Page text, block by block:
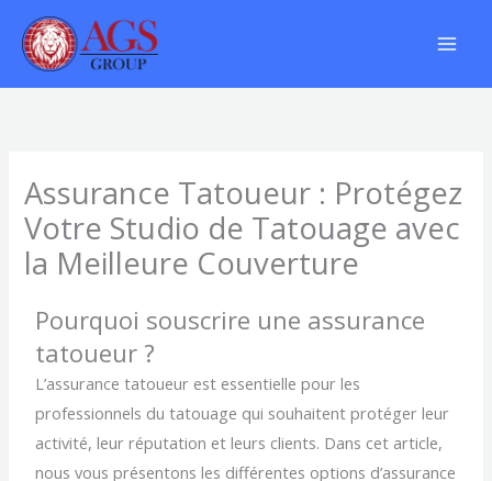
contenu
Assurance Tatoueur : Protégez
Votre Studio de Tatouage avec
la Meilleure Couverture
Pourquoi souscrire une assurance
tatoueur ?
L’assurance tatoueur est essentielle pour les
professionnels du tatouage qui souhaitent protéger leur
activité, leur réputation et leurs clients. Dans cet article,
nous vous présentons les différentes options d’assurance